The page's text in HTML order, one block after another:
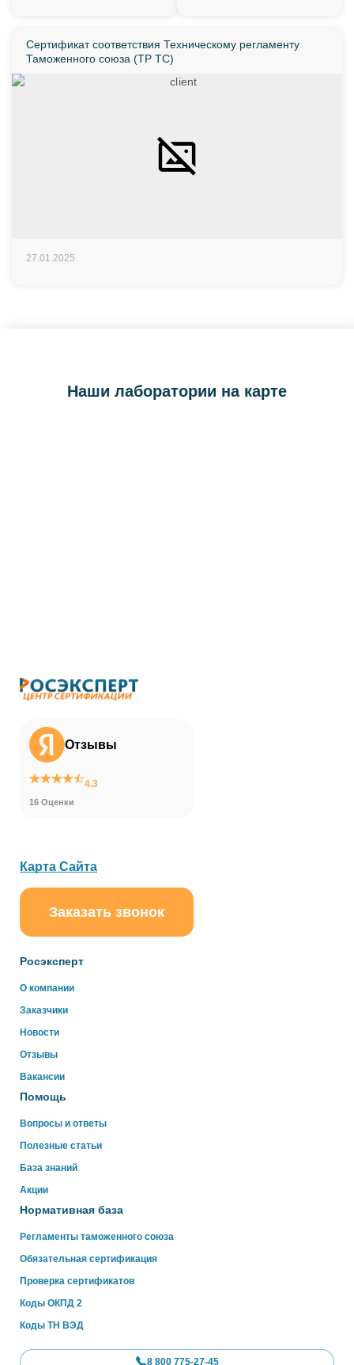
Сертификат соответствия Техническому регламенту
Таможенного союза (ТР ТС)
27.01.2025
Наши лаборатории на карте
Отзывы
4.3
16 Оценки
Росэксперт
О компании
Заказчики
Новости
Отзывы
Вакансии
Помощь
Вопросы и ответы
Полезные статьи
База знаний
Акции
Нормативная база
Регламенты таможенного союза
Обязательная сертификация
Проверка сертификатов
Коды ОКПД 2
Коды ТН ВЭД
Карта Сайта
Заказать звонок
8 800 775-27-45
online
Здравствуйте!
Свяжитесь с нами через WhatsApp нажав на кнопку